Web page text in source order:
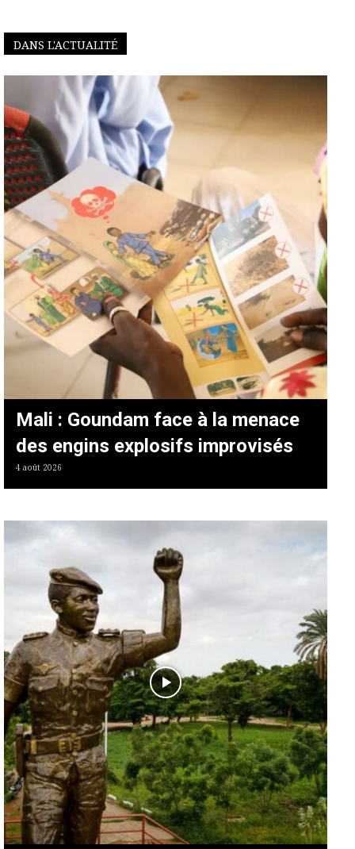
DANS L'ACTUALITÉ
Mali : Goundam face à la menace
des engins explosifs improvisés
4 août 2026